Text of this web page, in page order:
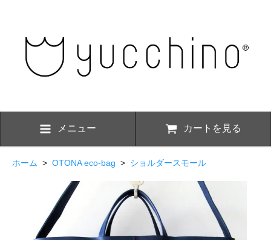
メニュー カートを見る
ホーム > OTONA eco-bag > ショルダースモール